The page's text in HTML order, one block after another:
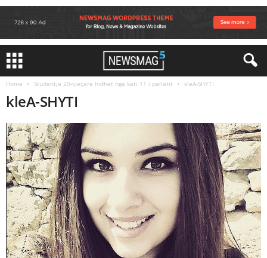
Home Studentja 20-vjeçare hidhet nga kati 11 i pallatit kleA-SHYTI
kleA-SHYTI